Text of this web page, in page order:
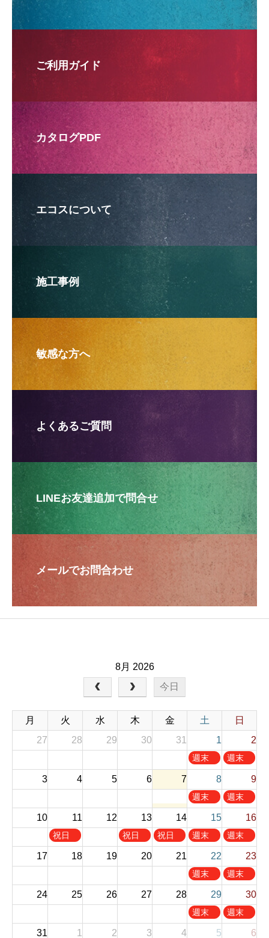
ご利用ガイド
カタログPDF
エコスについて
施工事例
敏感な方へ
よくあるご質問
LINEお友達追加で問合せ
メールでお問合わせ
8月 2026
今日
月 火 水 木 金 土
日
27
28 29 30 31 1 2
土
曜
,
8
1
s
2
0
週末
お休
日
曜
,
8
2
n
2
0
週末
お休
3 4 5 6 7 8 9
土
曜
,
8
8
t
2
0
週末
お休
日
曜
,
8
9
t
2
0
週末
お休
10 11 12 13 14 15 16
火
曜
8
1
祝日
木
曜
8
1
祝日
金
曜
8
1
祝日
土
曜
,
8
1
5
週末
お休
日
曜
,
8
1
6
週末
お休
17 18 19 20 21 22 23
土
曜
,
8
週末
お休
日
曜
,
8
週末
お休
24 25 26 27 28 29 30
土
曜
週末
お休
日
曜
週末
お休
31 1 2 3 4 5 6